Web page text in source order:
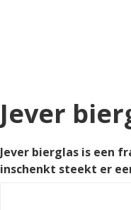
Jever
Jever bierglas is een
inschenkt steekt er